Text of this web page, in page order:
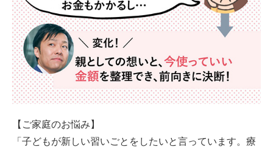
【ご家庭のお悩み】
「子どもが新しい習いごとをしたいと言っています。療